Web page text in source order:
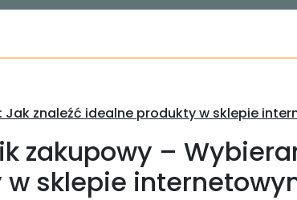
Jak znaleźć idealne produkty w sklepie
zakupowy –
w sklepie